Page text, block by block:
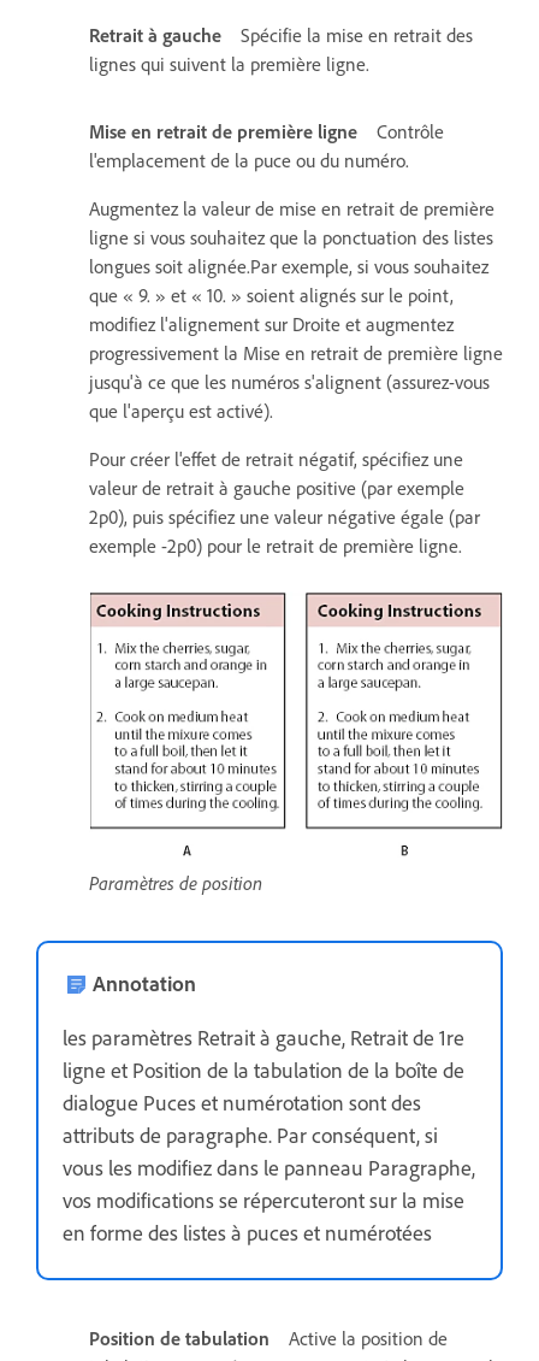
Retrait à gauche
Spécifie la mise en retrait des
lignes qui suivent la première ligne.
Mise en retrait de première ligne
Contrôle
l'emplacement de la puce ou du numéro.
Augmentez la valeur de mise en retrait de première
ligne si vous souhaitez que la ponctuation des listes
longues soit alignée.Par exemple, si vous souhaitez
que « 9. » et « 10. » soient alignés sur le point,
modifiez l'alignement sur Droite et augmentez
progressivement la Mise en retrait de première ligne
jusqu'à ce que les numéros s'alignent (assurez-vous
que l'aperçu est activé).
Pour créer l'effet de retrait négatif, spécifiez une
valeur de retrait à gauche positive (par exemple
2p0), puis spécifiez une valeur négative égale (par
exemple -2p0) pour le retrait de première ligne.
Paramètres de position
Annotation
les paramètres Retrait à gauche, Retrait de 1re
ligne et Position de la tabulation de la boîte de
dialogue Puces et numérotation sont des
attributs de paragraphe. Par conséquent, si
vous les modifiez dans le panneau Paragraphe,
vos modifications se répercuteront sur la mise
en forme des listes à puces et numérotées
Position de tabulation
Active la position de